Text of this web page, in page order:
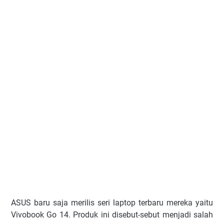
ASUS baru saja merilis seri laptop terbaru mereka yaitu
Vivobook Go 14. Produk ini disebut-sebut menjadi salah